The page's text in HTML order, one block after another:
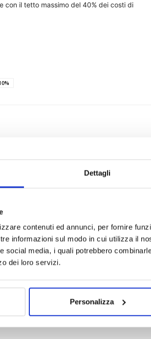
Dettagli
contenuti ed annunci, per fornire
informazioni sul modo in cui utilizza il
social media, i quali potrebbero
dei loro servizi.
Personalizza
con il tetto massimo del 40% dei costi di